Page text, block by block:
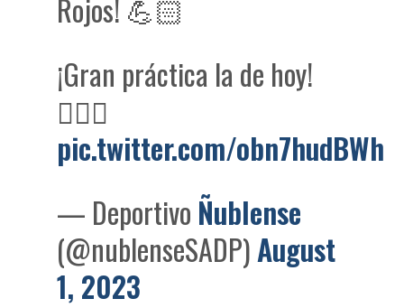
Rojos! 💪🏻
¡Gran práctica la de hoy!
🏃🏻‍♂️
pic.twitter.com/obn7hudBWh
— Deportivo Ñublense
(@nublenseSADP)August
1, 2023